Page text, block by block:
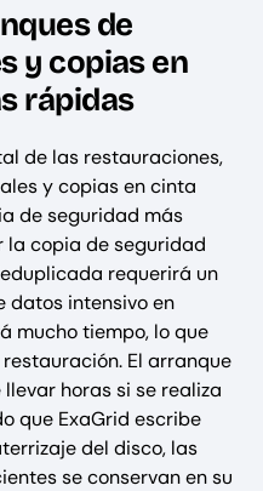
de
y copias en
rápidas
de las restauraciones,
y copias en cinta
de seguridad más
la copia de seguridad
requerirá un
datos intensivo en
mucho tiempo, lo que
El arranque
horas si se realiza
que ExaGrid escribe
del disco, las
se conservan en su